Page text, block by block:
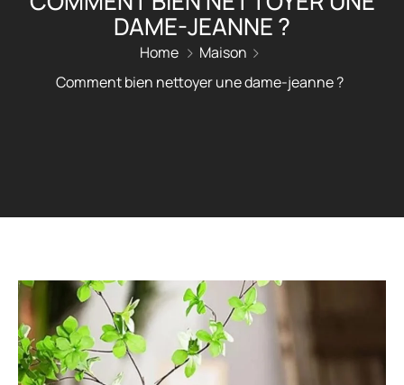
DAME-JEANNE ?
Home
Maison
Comment bien nettoyer une dame-jeanne ?